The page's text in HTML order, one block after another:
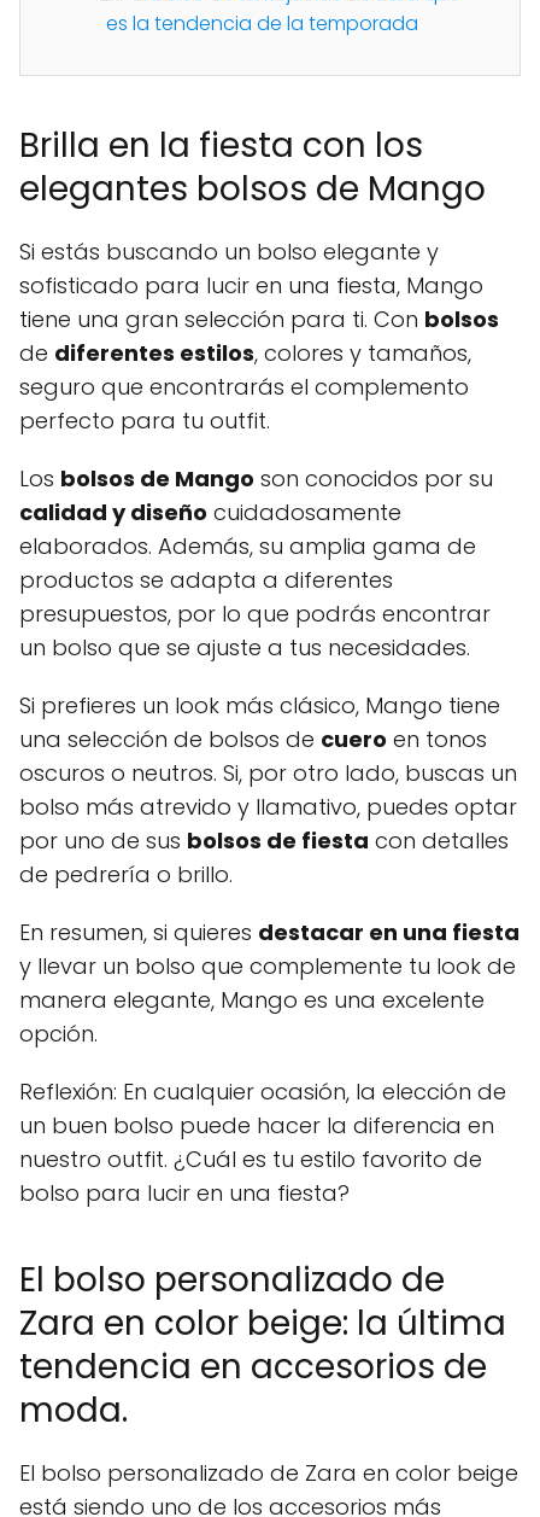
es la tendencia de la temporada
Brilla en la fiesta con los
elegantes bolsos de Mango
Si estás buscando un bolso elegante y
sofisticado para lucir en una fiesta, Mango
tiene una gran selección para ti. Con bolsos
de diferentes estilos, colores y tamaños,
seguro que encontrarás el complemento
perfecto para tu outfit.
Los bolsos de Mango son conocidos por su
calidad y diseño cuidadosamente
elaborados. Además, su amplia gama de
productos se adapta a diferentes
presupuestos, por lo que podrás encontrar
un bolso que se ajuste a tus necesidades.
Si prefieres un look más clásico, Mango tiene
una selección de bolsos de cuero en tonos
oscuros o neutros. Si, por otro lado, buscas un
bolso más atrevido y llamativo, puedes optar
por uno de sus bolsos de fiesta con detalles
de pedrería o brillo.
En resumen, si quieres destacar en una fiesta
y llevar un bolso que complemente tu look de
manera elegante, Mango es una excelente
opción.
Reflexión: En cualquier ocasión, la elección de
un buen bolso puede hacer la diferencia en
nuestro outfit. ¿Cuál es tu estilo favorito de
bolso para lucir en una fiesta?
El bolso personalizado de
Zara en color beige: la última
tendencia en accesorios de
moda.
El bolso personalizado de Zara en color beige
está siendo uno de los accesorios más